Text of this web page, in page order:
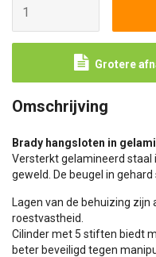
Grotere
Omschrijving
Brady hangsloten in
Versterkt gelamineerd
geweld. De beugel in
Lagen van de behuizing
roestvastheid.
Cilinder met 5 stiften biedt
beter beveiligd tegen